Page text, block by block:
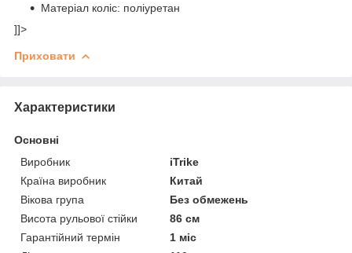
Матеріал коліс: поліуретан
]]>
Приховати
Характеристики
Основні
Виробник
iTrike
Країна виробник
Китай
Вікова група
Без обмежень
Висота рульової стійки
86 см
Гарантійний термін
1 міс